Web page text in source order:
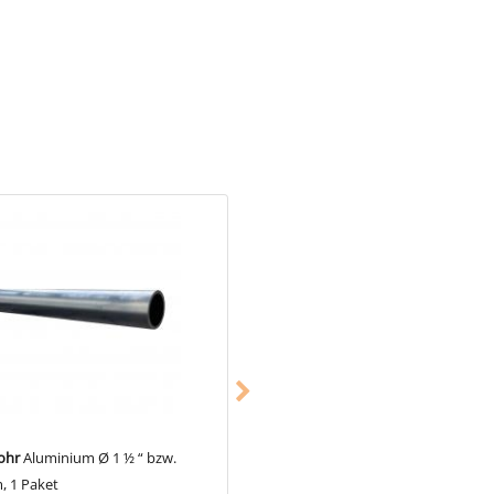
bei einem (nahezu) frei
benötigt.
Aluminium Ø 1 ½ “ bzw.
1 Paket